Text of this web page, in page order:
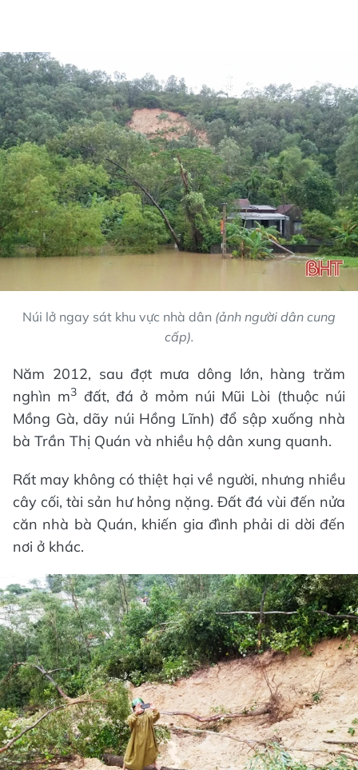
Núi lở ngay sát khu vực nhà dân (ảnh người dân cung
cấp).
Năm 2012, sau đợt mưa dông lớn, hàng trăm
nghìn m3 đất, đá ở mỏm núi Mũi Lòi (thuộc núi
Mồng Gà, dãy núi Hồng Lĩnh) đổ sập xuống nhà
bà Trần Thị Quán và nhiều hộ dân xung quanh.
Rất may không có thiệt hại về người, nhưng nhiều
cây cối, tài sản hư hỏng nặng. Đất đá vùi đến nửa
căn nhà bà Quán, khiến gia đình phải di dời đến
nơi ở khác.